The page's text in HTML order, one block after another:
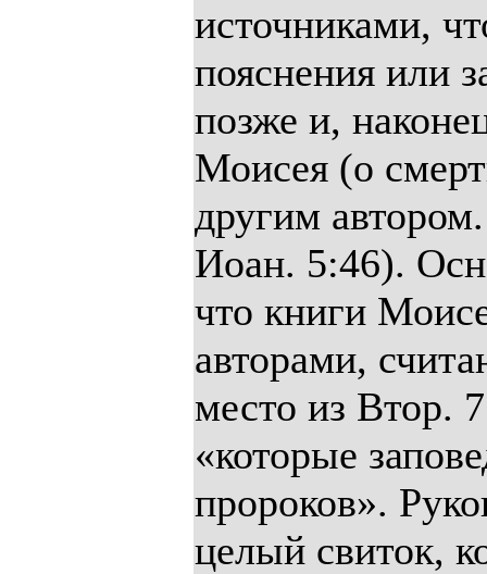
источниками,
пояснения или
позже и,
Моисея (о
другим
Иоан. 5:46).
что книги
авторами,
место из Втор.
«которые
пророков».
целый свиток,